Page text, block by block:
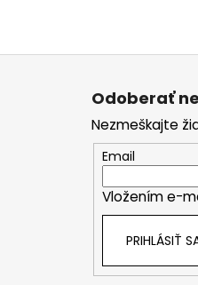
Z
Odoberať
Nezmeškajte
Email
Vložením e-
PRIHLÁSIŤ